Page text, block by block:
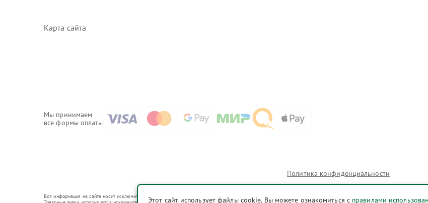
Карта сайта
Мы принимаем
все формы оплаты
Политика конфиденциальности
Вся информация на сайте носит исключительно справочный характер.Этот сайт использует файлы cookie. Вы можете ознакомиться с правилами